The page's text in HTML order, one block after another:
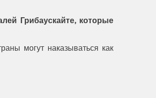
Грибаускайте, которые
могут наказываться как